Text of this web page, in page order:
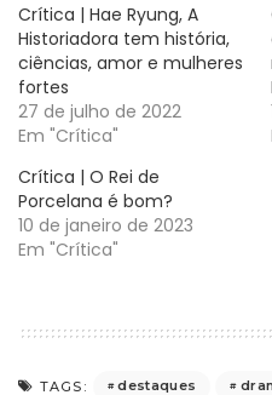
Crítica | Hae Ryung, A
Historiadora tem história,
ciências, amor e mulheres
fortes
27 de julho de 2022
Em "Crítica"
Crítica | O Rei de
Porcelana é bom?
10 de janeiro de 2023
Em "Crítica"
TAGS: destaques